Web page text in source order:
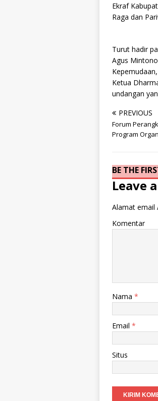
Ekraf
Raga dan
Turut hadir
Agus
Ketua
undangan
PREVIOUS
Forum
Program
BE THE
Leave
Alamat email
Komentar
Nama *
Email *
Situs